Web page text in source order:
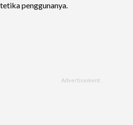
penggunanya.